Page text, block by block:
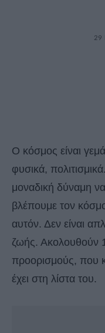
29
Ο κόσμος είναι
φυσικά,
μοναδική δύναμη
βλέπουμε τον
αυτόν. Δεν είναι
ζωής. Ακολουθούν
προορισμούς, που
έχει στη λίστα του.